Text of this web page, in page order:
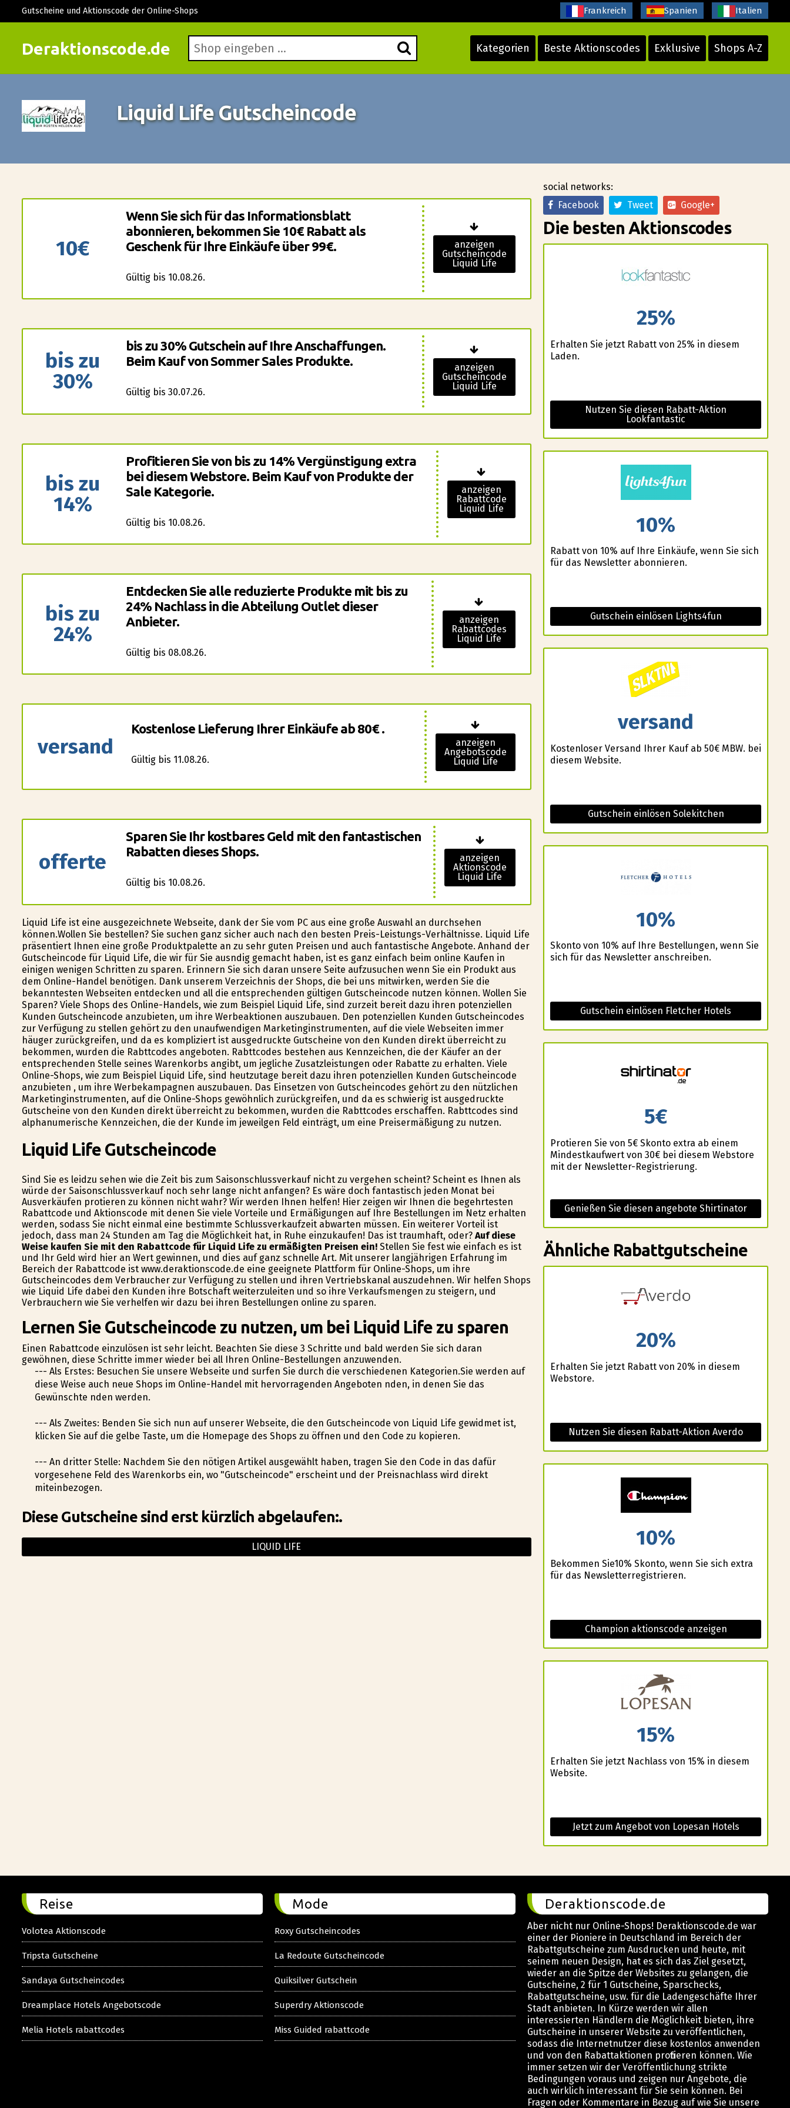
Deraktionscode.de Kategorien Beste Aktionscodes Exklusive Shops A-Z
Gutscheine und Aktionscode der Online-Shops Frankreich Spanien Italien
Liquid Life Gutscheincode
10€
Wenn Sie sich für das Informationsblatt
abonnieren, bekommen Sie 10€ Rabatt als
Geschenk für Ihre Einkäufe über 99€.
Gültig bis 10.08.26.
anzeigen
Gutscheincode
Liquid Life
bis zu
30%
bis zu 30% Gutschein auf Ihre Anschaffungen.
Beim Kauf von Sommer Sales Produkte.
Gültig bis 30.07.26.
anzeigen
Gutscheincode
Liquid Life
bis zu
14%
Profitieren Sie von bis zu 14% Vergünstigung extra
bei diesem Webstore. Beim Kauf von Produkte der
Sale Kategorie.
Gültig bis 10.08.26.
anzeigen
Rabattcode
Liquid Life
bis zu
24%
Entdecken Sie alle reduzierte Produkte mit bis zu
24% Nachlass in die Abteilung Outlet dieser
Anbieter.
Gültig bis 08.08.26.
anzeigen
Rabattcodes
Liquid Life
versand
Kostenlose Lieferung Ihrer Einkäufe ab 80€ .
Gültig bis 11.08.26.
anzeigen
Angebotscode
Liquid Life
offerte
Sparen Sie Ihr kostbares Geld mit den fantastischen
Rabatten dieses Shops.
Gültig bis 10.08.26.
anzeigen
Aktionscode
Liquid Life
Liquid Life ist eine ausgezeichnete Webseite, dank der Sie vom PC aus eine große Auswahl an durchsehen
können.Wollen Sie bestellen? Sie suchen ganz sicher auch nach den besten Preis-Leistungs-Verhältnisse. Liquid Life
präsentiert Ihnen eine große Produktpalette an zu sehr guten Preisen und auch fantastische Angebote. Anhand der
Gutscheincode für Liquid Life, die wir für Sie ausfindig gemacht haben, ist es ganz einfach beim online Kaufen in
einigen wenigen Schritten zu sparen. Erinnern Sie sich daran unsere Seite aufzusuchen wenn Sie ein Produkt aus
dem Online-Handel benötigen. Dank unserem Verzeichnis der Shops, die bei uns mitwirken, werden Sie die
bekanntesten Webseiten entdecken und all die entsprechenden gültigen Gutscheincode nutzen können. Wollen Sie
Sparen? Viele Shops des Online-Handels, wie zum Beispiel Liquid Life, sind zurzeit bereit dazu ihren potenziellen
Kunden Gutscheincode anzubieten, um ihre Werbeaktionen auszubauen. Den potenziellen Kunden Gutscheincodes
zur Verfügung zu stellen gehört zu den unaufwendigen Marketinginstrumenten, auf die viele Webseiten immer
häufiger zurückgreifen, und da es kompliziert ist ausgedruckte Gutscheine von den Kunden direkt überreicht zu
bekommen, wurden die Rabttcodes angeboten. Rabttcodes bestehen aus Kennzeichen, die der Käufer an der
entsprechenden Stelle seines Warenkorbs angibt, um jegliche Zusatzleistungen oder Rabatte zu erhalten. Viele
Online-Shops, wie zum Beispiel Liquid Life, sind heutzutage bereit dazu ihren potenziellen Kunden Gutscheincode
anzubieten , um ihre Werbekampagnen auszubauen. Das Einsetzen von Gutscheincodes gehört zu den nützlichen
Marketinginstrumenten, auf die Online-Shops gewöhnlich zurückgreifen, und da es schwierig ist ausgedruckte
Gutscheine von den Kunden direkt überreicht zu bekommen, wurden die Rabttcodes erschaffen. Rabttcodes sind
alphanumerische Kennzeichen, die der Kunde im jeweilgen Feld einträgt, um eine Preisermäßigung zu nutzen.
Liquid Life Gutscheincode
Sind Sie es leidzu sehen wie die Zeit bis zum Saisonschlussverkauf nicht zu vergehen scheint? Scheint es Ihnen als
würde der Saisonschlussverkauf noch sehr lange nicht anfangen? Es wäre doch fantastisch jeden Monat bei
Ausverkäufen profitieren zu können nicht wahr? Wir werden Ihnen helfen! Hier zeigen wir Ihnen die begehrtesten
Rabattcode und Aktionscode mit denen Sie viele Vorteile und Ermäßigungen auf Ihre Bestellungen im Netz erhalten
werden, sodass Sie nicht einmal eine bestimmte Schlussverkaufzeit abwarten müssen. Ein weiterer Vorteil ist
jedoch, dass man 24 Stunden am Tag die Möglichkeit hat, in Ruhe einzukaufen! Das ist traumhaft, oder? Auf diese
Weise kaufen Sie mit den Rabattcode für Liquid Life zu ermäßigten Preisen ein!Stellen Sie fest wie einfach es ist
und Ihr Geld wird hier an Wert gewinnen, und dies auf ganz schnelle Art. Mit unserer langjährigen Erfahrung im
Bereich der Rabattcode ist www.deraktionscode.de eine geeignete Plattform für Online-Shops, um ihre
Gutscheincodes dem Verbraucher zur Verfügung zu stellen und ihren Vertriebskanal auszudehnen. Wir helfen Shops
wie Liquid Life dabei den Kunden ihre Botschaft weiterzuleiten und so ihre Verkaufsmengen zu steigern, und
Verbrauchern wie Sie verhelfen wir dazu bei ihren Bestellungen online zu sparen.
Lernen Sie Gutscheincode zu nutzen, um bei Liquid Life zu sparen
Einen Rabattcode einzulösen ist sehr leicht. Beachten Sie diese 3 Schritte und bald werden Sie sich daran
gewöhnen, diese Schritte immer wieder bei all Ihren Online-Bestellungen anzuwenden.
--- Als Erstes: Besuchen Sie unsere Webseite und surfen Sie durch die verschiedenen Kategorien.Sie werden auf
diese Weise auch neue Shops im Online-Handel mit hervorragenden Angeboten finden, in denen Sie das
Gewünschte finden werden.
--- Als Zweites: Befinden Sie sich nun auf unserer Webseite, die den Gutscheincode von Liquid Life gewidmet ist,
klicken Sie auf die gelbe Taste, um die Homepage des Shops zu öffnen und den Code zu kopieren.
--- An dritter Stelle: Nachdem Sie den nötigen Artikel ausgewählt haben, tragen Sie den Code in das dafür
vorgesehene Feld des Warenkorbs ein, wo "Gutscheincode" erscheint und der Preisnachlass wird direkt
miteinbezogen.
Diese Gutscheine sind erst kürzlich abgelaufen:.
LIQUID LIFE
social networks:
Facebook
Tweet Google+
Die besten Aktionscodes
25%
Erhalten Sie jetzt Rabatt von 25% in diesem
Laden.
Nutzen Sie diesen Rabatt-Aktion
Lookfantastic
10%
Rabatt von 10% auf Ihre Einkäufe, wenn Sie sich
für das Newsletter abonnieren.
Gutschein einlösen Lights4fun
versand
Kostenloser Versand Ihrer Kauf ab 50€ MBW. bei
diesem Website.
Gutschein einlösen Solekitchen
10%
Skonto von 10% auf Ihre Bestellungen, wenn Sie
sich für das Newsletter anschreiben.
Gutschein einlösen Fletcher Hotels
5€
Profitieren Sie von 5€ Skonto extra ab einem
Mindestkaufwert von 30€ bei diesem Webstore
mit der Newsletter-Registrierung.
Genießen Sie diesen angebote Shirtinator
Ähnliche Rabattgutscheine
20%
Erhalten Sie jetzt Rabatt von 20% in diesem
Webstore.
Nutzen Sie diesen Rabatt-Aktion Averdo
10%
Bekommen Sie10% Skonto, wenn Sie sich extra
für das Newsletterregistrieren.
Champion aktionscode anzeigen
15%
Erhalten Sie jetzt Nachlass von 15% in diesem
Website.
Jetzt zum Angebot von Lopesan Hotels
Reise
Volotea Aktionscode
Tripsta Gutscheine
Sandaya Gutscheincodes
Dreamplace Hotels Angebotscode
Melia Hotels rabattcodes
Mode
Roxy Gutscheincodes
La Redoute Gutscheincode
Quiksilver Gutschein
Superdry Aktionscode
Miss Guided rabattcode
Deraktionscode.de
Aber nicht nur Online-Shops! Deraktionscode.de war
einer der Pioniere in Deutschland im Bereich der
Rabattgutscheine zum Ausdrucken und heute, mit
seinem neuen Design, hat es sich das Ziel gesetzt,
wieder an die Spitze der Websites zu gelangen, die
Gutscheine, 2 für 1 Gutscheine, Sparschecks,
Rabattgutscheine, usw. für die Ladengeschäfte Ihrer
Stadt anbieten. In Kürze werden wir allen
interessierten Händlern die Möglichkeit bieten, ihre
Gutscheine in unserer Website zu veröffentlichen,
sodass die Internetnutzer diese kostenlos anwenden
und von den Rabattaktionen profitieren können. Wie
immer setzen wir der Veröffentlichung strikte
Bedingungen voraus und zeigen nur Angebote, die
auch wirklich interessant für Sie sein können. Bei
Fragen oder Kommentare in Bezug auf wie Sie unsere